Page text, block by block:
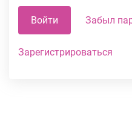
Войти Забыл
Зарегистрироваться